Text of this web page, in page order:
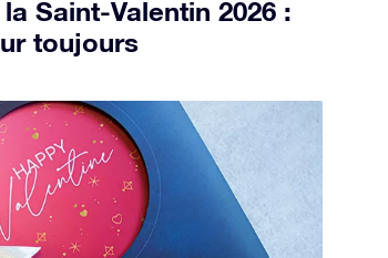
Saint-Valentin 2026 :
toujours